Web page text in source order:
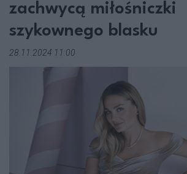
zachwycą miłośniczki
szykownego blasku
28.11.2024 11:00